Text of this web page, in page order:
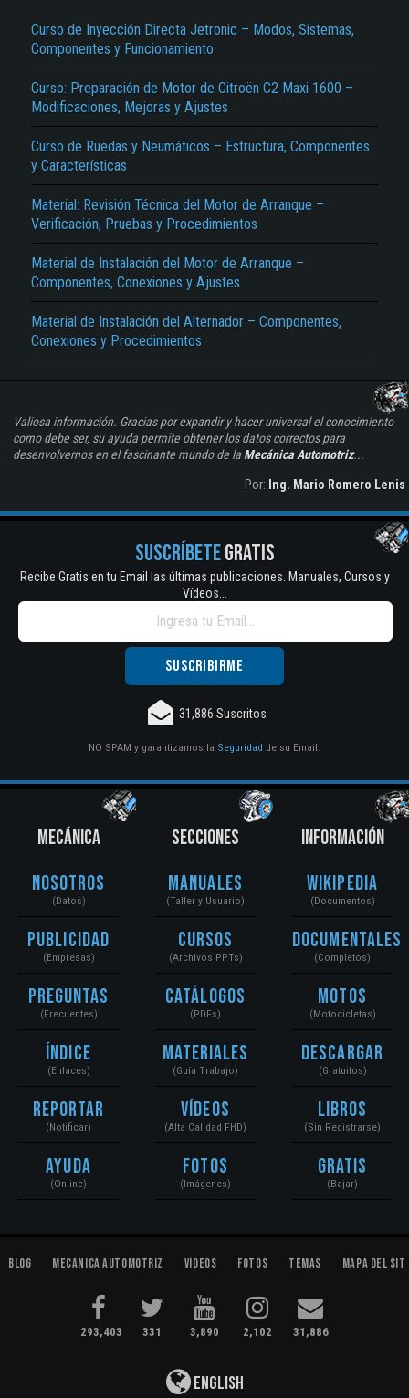
Curso de Inyección Directa Jetronic – Modos, Sistemas,
Componentes y Funcionamiento
Curso: Preparación de Motor de Citroën C2 Maxi 1600 –
Modificaciones, Mejoras y Ajustes
Curso de Ruedas y Neumáticos – Estructura, Componentes
y Características
Material: Revisión Técnica del Motor de Arranque –
Verificación, Pruebas y Procedimientos
Material de Instalación del Motor de Arranque –
Componentes, Conexiones y Ajustes
Material de Instalación del Alternador – Componentes,
Conexiones y Procedimientos
Valiosa información. Gracias por expandir y hacer universal el conocimiento
como debe ser, su ayuda permite obtener los datos correctos para
desenvolvernos en el fascinante mundo de la Mecánica Automotriz...
Por: Ing. Mario Romero Lenis
SUSCRÍBETEGRATIS
Recibe Gratis en tu Email las últimas publicaciones. Manuales, Cursos y
Vídeos...
31,886 Suscritos
NO SPAM y garantizamos la Seguridad de su Email.
MECÁNICA
Nosotros
(Datos)
Publicidad
(Empresas)
Preguntas
(Frecuentes)
Índice
(Enlaces)
Reportar
(Notificar)
Ayuda
(Online)
SECCIONES
Manuales
(Taller y Usuario)
Cursos
(Archivos PPTs)
Catálogos
(PDFs)
Materiales
(Guía Trabajo)
Vídeos
(Alta Calidad FHD)
Fotos
(Imágenes)
INFORMACIÓN
Wikipedia
(Documentos)
Documentales
(Completos)
Motos
(Motocicletas)
Descargar
(Gratuitos)
Libros
(Sin Registrarse)
Gratis
(Bajar)
Blog Mecánica Automotriz Vídeos Fotos Temas Mapa del
293,403 331 3,890 2,102 31,886
English